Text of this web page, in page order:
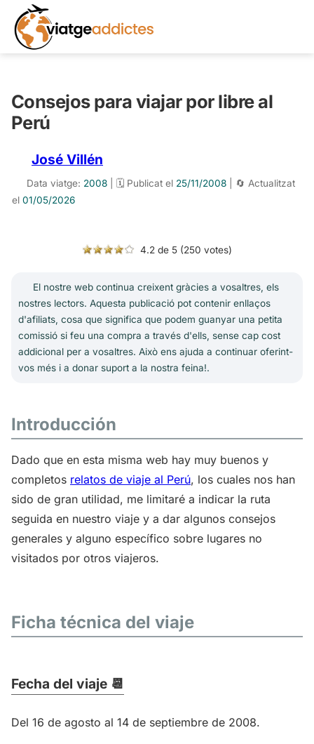
Consejos para viajar por libre al
Perú
José Villén
Data viatge: 2008 | 🗓️ Publicat el 25/11/2008 | 🔄 Actualitzat
el 01/05/2026
4.2 de 5 (250 votes)
El nostre web continua creixent gràcies a vosaltres, els
nostres lectors. Aquesta publicació pot contenir enllaços
d'afiliats, cosa que significa que podem guanyar una petita
comissió si feu una compra a través d'ells, sense cap cost
addicional per a vosaltres. Això ens ajuda a continuar oferint-
vos més i a donar suport a la nostra feina!.
Introducción
Dado que en esta misma web hay muy buenos y
completos relatos de viaje al Perú, los cuales nos han
sido de gran utilidad, me limitaré a indicar la ruta
seguida en nuestro viaje y a dar algunos consejos
generales y alguno específico sobre lugares no
visitados por otros viajeros.
Ficha técnica del viaje
Fecha del viaje 📆
Del 16 de agosto al 14 de septiembre de 2008.